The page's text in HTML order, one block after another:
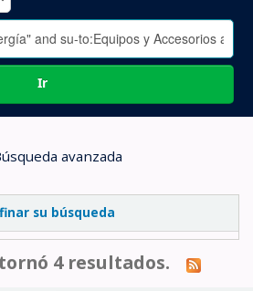
Ir
avanzada
su búsqueda
4 resultados.